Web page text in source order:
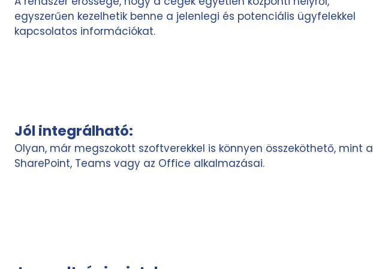
egyszerűen kezelhetik benne a jelenlegi és potenciális ügyfelekkel
kapcsolatos információkat.
Jól integrálható:
Olyan, már megszokott szoftverekkel is könnyen összeköthető, mint a
SharePoint, Teams vagy az Office alkalmazásai.